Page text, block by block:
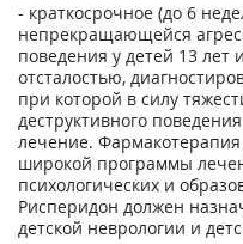
- краткосрочное (до 6
непрекращающейся
поведения у детей 13 лет
отсталостью,
при которой в силу
деструктивного
лечение.
широкой программы
психологических и
Рисперидон должен
детской неврологии и